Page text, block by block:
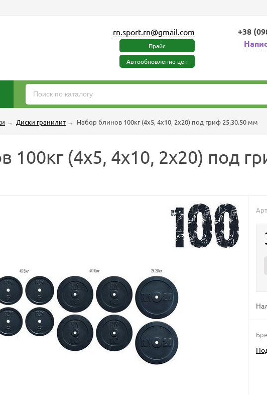
rn.sport.rn@gmail.com
Прайс
Автообновление цен
+38
→ Диски гранилит → Набор блинов 100кг (4х5, 4х10, 2х20) под гриф 25,30.50 мм
100кг (4х5, 4х10, 2х20) под